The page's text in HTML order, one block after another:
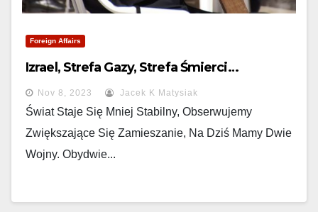
Foreign Affairs
Izrael, Strefa Gazy, Strefa Śmierci…
Nov 8, 2023 Jacek K Matysiak
Świat Staje Się Mniej Stabilny, Obserwujemy
Zwiększające Się Zamieszanie, Na Dziś Mamy Dwie
Wojny. Obydwie...